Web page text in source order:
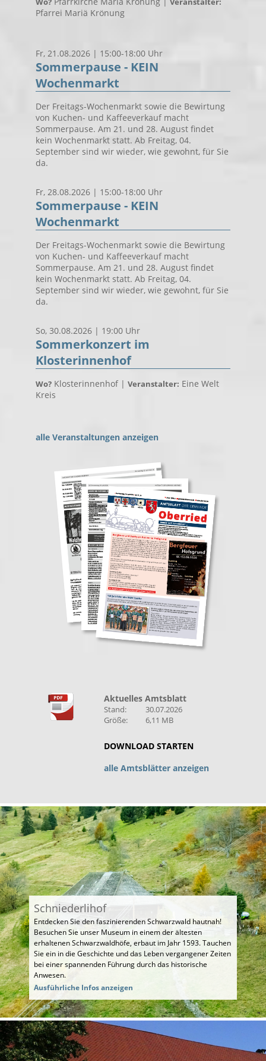
Pfarrei Mariä Krönung
Fr, 21.08.2026 | 15:00-18:00 Uhr
Sommerpause - KEIN
Wochenmarkt
Der Freitags-Wochenmarkt sowie die Bewirtung
von Kuchen- und Kaffeeverkauf macht
Sommerpause. Am 21. und 28. August findet
kein Wochenmarkt statt. Ab Freitag, 04.
September sind wir wieder, wie gewohnt, für Sie
da.
Fr, 28.08.2026 | 15:00-18:00 Uhr
Sommerpause - KEIN
Wochenmarkt
Der Freitags-Wochenmarkt sowie die Bewirtung
von Kuchen- und Kaffeeverkauf macht
Sommerpause. Am 21. und 28. August findet
kein Wochenmarkt statt. Ab Freitag, 04.
September sind wir wieder, wie gewohnt, für Sie
da.
So, 30.08.2026 | 19:00 Uhr
Sommerkonzert im
Klosterinnenhof
Wo? Klosterinnenhof |Veranstalter: Eine Welt
Kreis
alle Veranstaltungen anzeigen
Aktuelles Amtsblatt
Stand:
30.07.2026
Größe:
6,11 MB
DOWNLOAD STARTEN
alle Amtsblätter anzeigen
Schniederlihof
Entdecken Sie den faszinierenden Schwarzwald hautnah!
Besuchen Sie unser Museum in einem der ältesten
erhaltenen Schwarzwaldhöfe, erbaut im Jahr 1593. Tauchen
Sie ein in die Geschichte und das Leben vergangener Zeiten
bei einer spannenden Führung durch das historische
Anwesen.
Ausführliche Infos anzeigen